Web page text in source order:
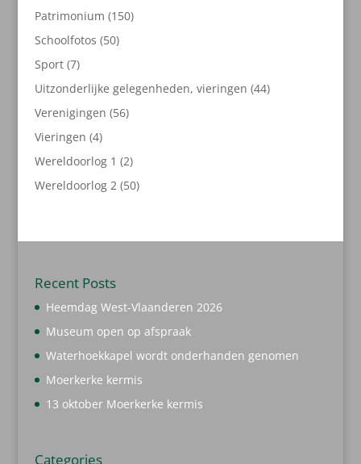
producten
Patrimonium 150150
Schoolfotos 5050
Sport 77
producten
Uitzonderlijke gelegenheden, vieringen 4444
Verenigingen 5656
Vieringen 44
producten
Wereldoorlog 1 22
producten
Wereldoorlog 2 5050
Recent Posts
Heemdag West-Vlaanderen 2026
Museum open op afspraak
Waterhoekkapel wordt onderhanden genomen
Moerkerke kermis
13 oktober Moerkerke kermis
Categories